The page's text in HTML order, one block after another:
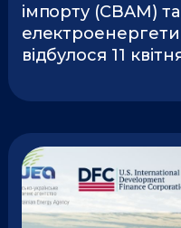
імпорту (CBAM)
відбулося 11